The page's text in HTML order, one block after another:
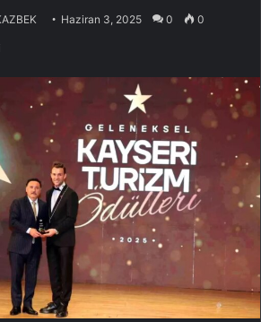
Haziran 3, 2025 0 0